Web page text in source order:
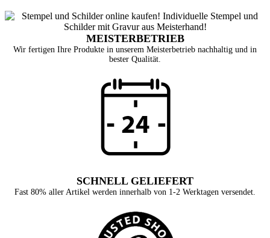
MEISTERBETRIEB
Wir fertigen Ihre Produkte in unserem Meisterbetrieb nachhaltig und in
bester Qualität.
SCHNELL GELIEFERT
Fast 80% aller Artikel werden innerhalb von 1-2 Werktagen versendet.